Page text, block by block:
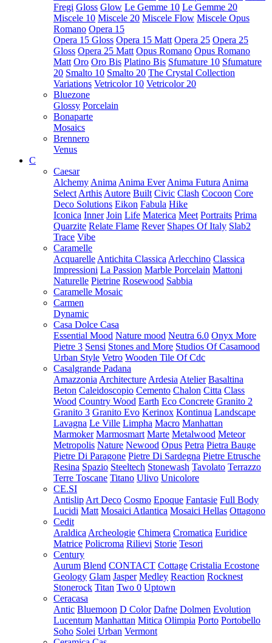
Fregi Gloss Glow Le Gemme 10 Le Gemme 20
Miscele 10 Miscele 20 Miscele Flow Miscele Opus
Romano Opera 15
Opera 15 Gloss Opera 15 Matt Opera 25 Opera 25
Gloss Opera 25 Matt Opus Romano Opus Romano
Matt Oro Oro Bis Platino Bis Sfumature 10 Sfumature
20 Smalto 10 Smalto 20 The Crystal Collection
Variations Vetricolor 10 Vetricolor 20
Bluezone
Glossy Porcelain
Bonaparte
Mosaics
Brennero
Venus
C
Caesar
Alchemy Anima Anima Ever Anima Futura Anima
Select Arthis Autore Built Civic Clash Cocoon Core
Deco Solutions Eikon Fabula Hike
Iconica Inner Join Life Materica Meet Portraits Prima
Quarzite Relate Flame Rever Shapes Of Italy Slab2
Trace Vibe
Caramelle
Acquarelle Antichita Classica Arlecchino Classica
Impressioni La Passion Marble Porcelain Mattoni
Naturelle Pietrine Rosewood Sabbia
Caramelle Mosaic
Carmen
Dynamic
Casa Dolce Casa
Essential Mood Nature mood Neutra 6.0 Onyx More
Pietre 3 Sensi Stones and More Studios Of Casamood
Urban Style Vetro Wooden Tile Of Cdc
Casalgrande Padana
Amazzonia Architecture Ardesia Atelier Basaltina
Beton Caleidoscopio Cemento Chalon Citta Class
Wood Country Wood Earth Eco Concrete Granito 2
Granito 3 Granito Evo Kerinox Kontinua Landscape
Lavagna Le Ville Limpha Macro Manhattan
Marmoker Marmosmart Marte Metalwood Meteor
Metropolis Nature Newood Opus Petra Pietra Bauge
Pietre Di Paragone Pietre Di Sardegna Pietre Etrusche
Resina Spazio Steeltech Stonewash Tavolato Terrazzo
Terre Toscane Titano Ulivo Unicolore
CE.SI
Antislip Art Deco Cosmo Epoque Fantasie Full Body
Lucidi Matt Mosaici Atlantica Mosaici Hellas Ottagono
Cedit
Araldica Archeologie Chimera Cromatica Euridice
Matrice Policroma Rilievi Storie Tesori
Century
Aurum Blend CONTACT Cottage Cristalia Ecostone
Geology Glam Jasper Medley Reaction Rocknest
Stonerock Titan Two 0 Uptown
Ceracasa
Antic Bluemoon D Color Dafne Dolmen Evolution
Lucentum Manhattan Mitica Olimpia Porto Portobello
Soho Solei Urban Vermont